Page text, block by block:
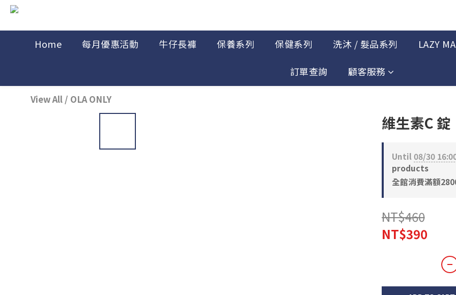
Home 每月優惠活動 牛仔長褲 保養系列 保健系列 洗沐 / 髮品系列 LAZY
訂單查詢 顧客服務
View All / OLA ONLY
維生素C 錠
Until 08/30
products
全館消費滿額
NT$460
NT$390